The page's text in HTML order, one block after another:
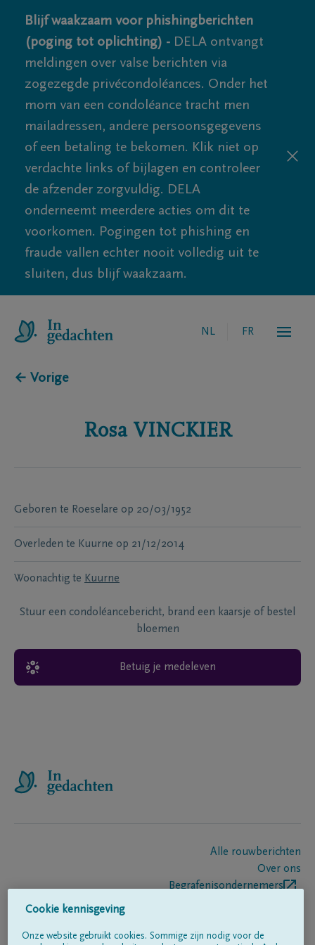
Blijf waakzaam voor phishingberichten
(poging tot oplichting) - DELA ontvangt
meldingen over valse berichten via
zogezegde privécondoléances. Onder het
mom van een condoléance tracht men
mailadressen, andere persoonsgegevens
of een betaling te bekomen. Klik niet op
verdachte links of bijlagen en controleer
de afzender zorgvuldig. DELA
onderneemt meerdere acties om dit te
voorkomen. Pogingen tot phishing en
fraude vallen echter nooit volledig uit te
sluiten, dus blijf waakzaam.
NL FR
← Vorige
Rosa VINCKIER
Geboren te Roeselare op 20/03/1952
Overleden te Kuurne op 21/12/2014
Woonachtig te Kuurne
Stuur een condoléancebericht, brand een kaarsje of bestel
bloemen
Betuig je medeleven
Alle rouwberichten
Over ons
Begrafenisondernemers
Cookie kennisgeving
Onze website gebruikt cookies. Sommige zijn nodig voor de